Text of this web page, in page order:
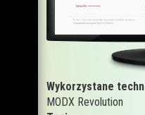
Wykorzystane
MODX Revolution